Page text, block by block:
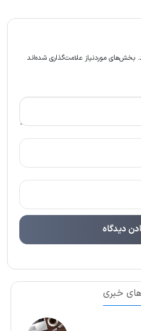
بخش‌های موردنیاز علامت‌گذاری شده‌اند
های خبری